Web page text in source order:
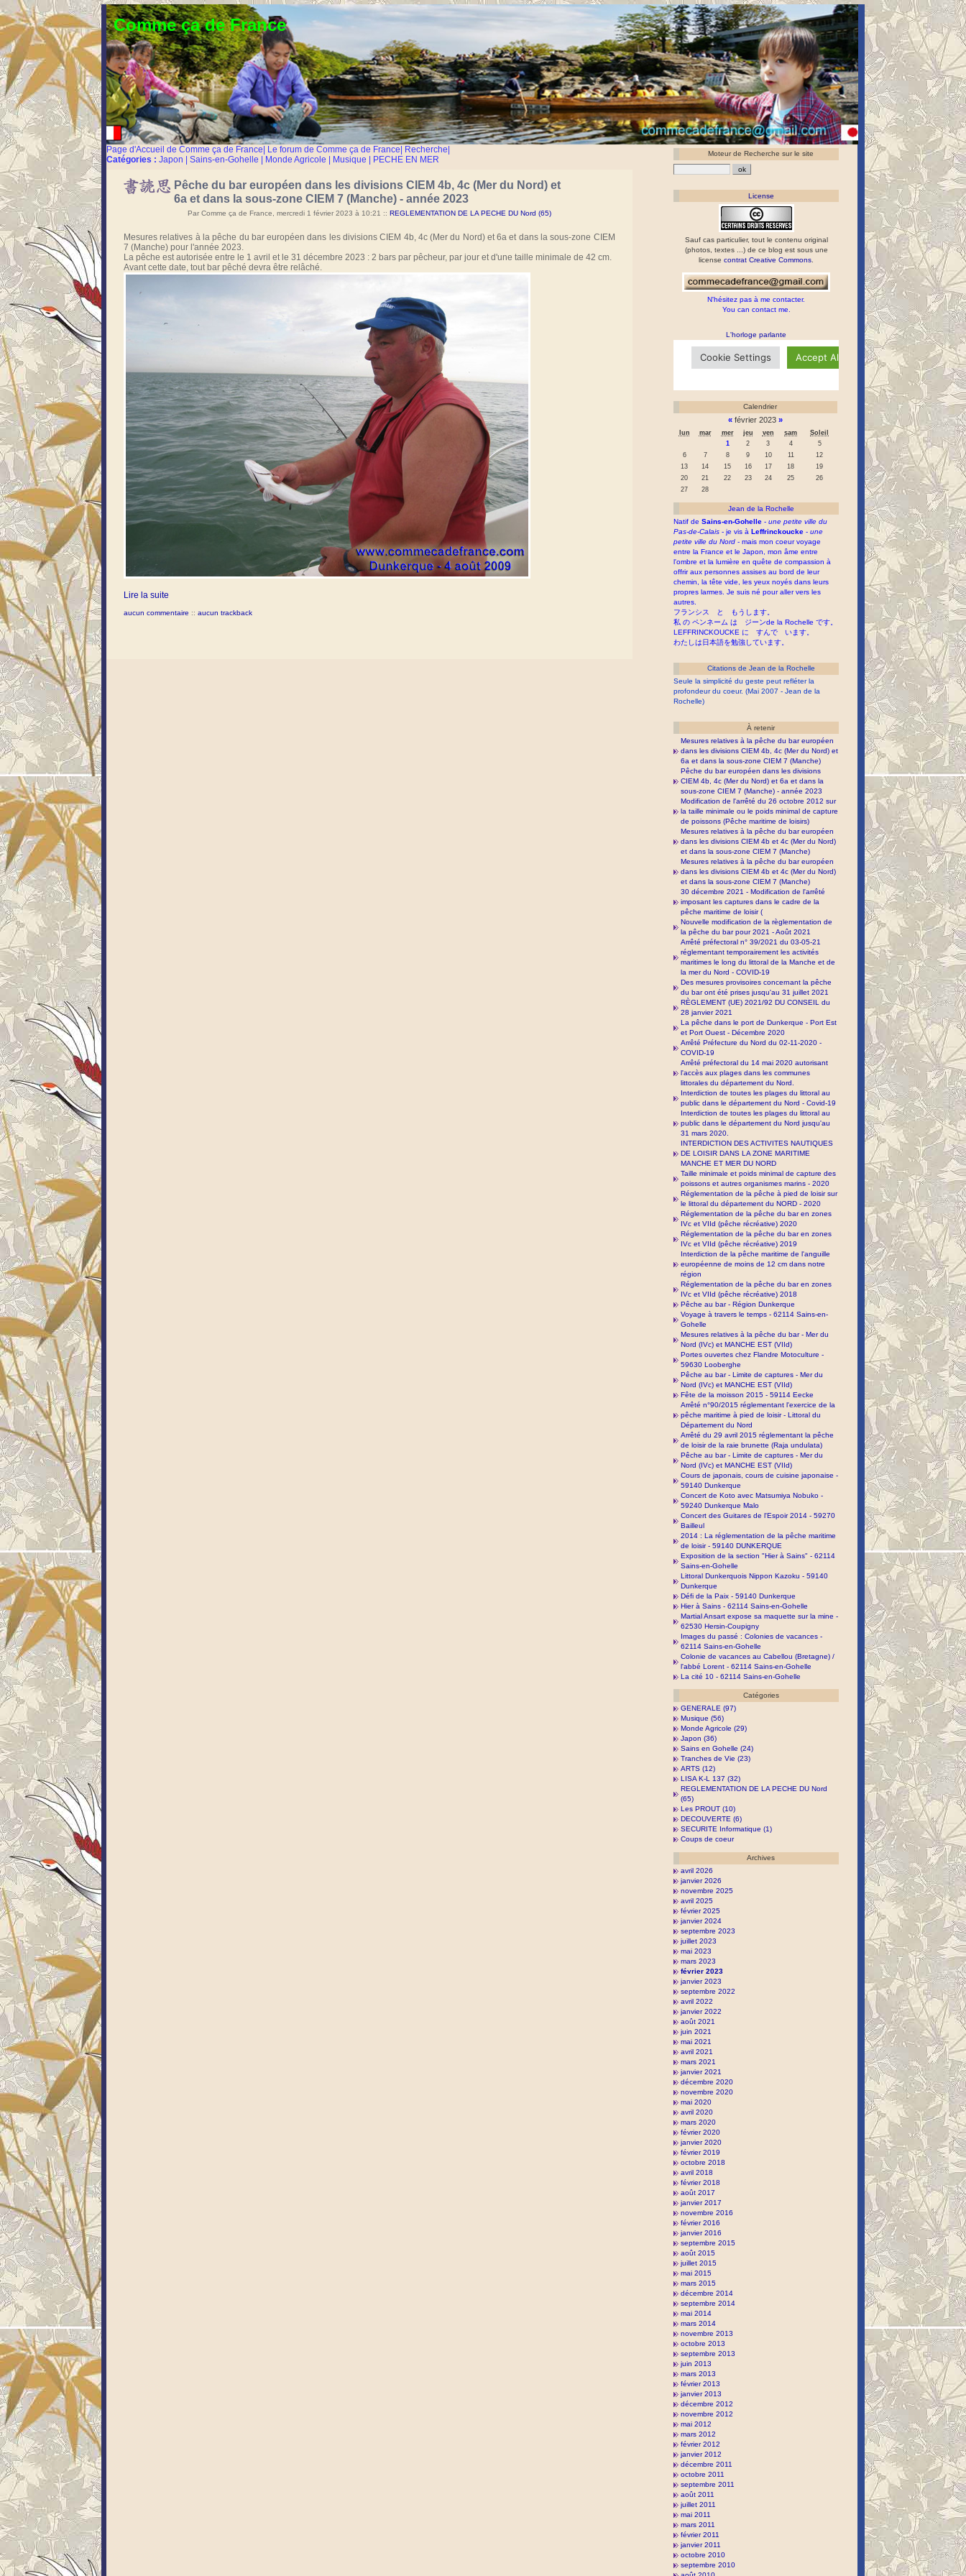
Comme ça de France
Page d'Accueil de Comme ça de France| Le forum de Comme ça de France| Recherche|
Catégories : Japon | Sains-en-Gohelle | Monde Agricole | Musique | PECHE EN MER
Pêche du bar européen dans les divisions CIEM 4b, 4c (Mer du Nord) et
6a et dans la sous-zone CIEM 7 (Manche) - année 2023
Par Comme ça de France, mercredi 1 février 2023 à 10:21 :: REGLEMENTATION DE LA PECHE DU Nord (65)
Mesures relatives à la pêche du bar européen dans les divisions CIEM 4b, 4c (Mer du Nord) et 6a et dans la sous-zone CIEM
7 (Manche) pour l'année 2023.
La pêche est autorisée entre le 1 avril et le 31 décembre 2023 : 2 bars par pêcheur, par jour et d'une taille minimale de 42 cm.
Avant cette date, tout bar pêché devra être relâché.
Lire la suite
aucun commentaire :: aucun trackback
Moteur de Recherche sur le site
License
Sauf cas particulier, tout le contenu original
(photos, textes ...) de ce blog est sous une
licensecontrat Creative Commons
N'hésitez pas à me contacter.
You can contact me.
L'horloge parlante
Calendrier
« février 2023»
lun mar mer jeu ven sam
Soleil
1
2 3 4
5
6
7 8 9 10 11
12
13
14 15 16 17 18
19
20
21 22 23 24 25
26
27
28
Jean de la Rochelle
Natif deSains-en-Gohelle -une petite ville du
Pas-de-Calais - je vis àLeffrinckoucke -une
petite ville du Nord - mais mon coeur voyage
entre la France et le Japon, mon âme entre
l'ombre et la lumière en quête de compassion à
offrir aux personnes assises au bord de leur
chemin, la tête vide, les yeux noyés dans leurs
propres larmes. Je suis né pour aller vers les
autres.
フランシス と もうします。
私 の ペンネーム は ジーンde la Rochelle です。
LEFFRINCKOUCKE に すんで います。
わたしは日本語を勉強しています。
Citations de Jean de la Rochelle
Seule la simplicité du geste peut refléter la
profondeur du coeur. (Mai 2007 - Jean de la
Rochelle)
À retenir
Mesures relatives à la pêche du bar européen
dans les divisions CIEM 4b, 4c (Mer du Nord) et
6a et dans la sous-zone CIEM 7 (Manche)
Pêche du bar européen dans les divisions
CIEM 4b, 4c (Mer du Nord) et 6a et dans la
sous-zone CIEM 7 (Manche) - année 2023
Modification de l'arrêté du 26 octobre 2012 sur
la taille minimale ou le poids minimal de capture
de poissons (Pêche maritime de loisirs)
Mesures relatives à la pêche du bar européen
dans les divisions CIEM 4b et 4c (Mer du Nord)
et dans la sous-zone CIEM 7 (Manche)
Mesures relatives à la pêche du bar européen
dans les divisions CIEM 4b et 4c (Mer du Nord)
et dans la sous-zone CIEM 7 (Manche)
30 décembre 2021 - Modification de l'arrêté
imposant les captures dans le cadre de la
pêche maritime de loisir (
Nouvelle modification de la règlementation de
la pêche du bar pour 2021 - Août 2021
Arrêté préfectoral n° 39/2021 du 03-05-21
réglementant temporairement les activités
maritimes le long du littoral de la Manche et de
la mer du Nord - COVID-19
Des mesures provisoires concernant la pêche
du bar ont été prises jusqu'au 31 juillet 2021
RÈGLEMENT (UE) 2021/92 DU CONSEIL du
28 janvier 2021
La pêche dans le port de Dunkerque - Port Est
et Port Ouest - Décembre 2020
Arrêté Préfecture du Nord du 02-11-2020 -
COVID-19
Arrêté préfectoral du 14 mai 2020 autorisant
l'accès aux plages dans les communes
littorales du département du Nord.
Interdiction de toutes les plages du littoral au
public dans le département du Nord - Covid-19
Interdiction de toutes les plages du littoral au
public dans le département du Nord jusqu'au
31 mars 2020.
INTERDICTION DES ACTIVITES NAUTIQUES
DE LOISIR DANS LA ZONE MARITIME
MANCHE ET MER DU NORD
Taille minimale et poids minimal de capture des
poissons et autres organismes marins - 2020
Réglementation de la pêche à pied de loisir sur
le littoral du département du NORD - 2020
Réglementation de la pêche du bar en zones
IVc et VIId (pêche récréative) 2020
Réglementation de la pêche du bar en zones
IVc et VIId (pêche récréative) 2019
Interdiction de la pêche maritime de l'anguille
européenne de moins de 12 cm dans notre
région
Réglementation de la pêche du bar en zones
IVc et VIId (pêche récréative) 2018
Pêche au bar - Région Dunkerque
Voyage à travers le temps - 62114 Sains-en-
Gohelle
Mesures relatives à la pêche du bar - Mer du
Nord (IVc) et MANCHE EST (VIId)
Portes ouvertes chez Flandre Motoculture -
59630 Looberghe
Pêche au bar - Limite de captures - Mer du
Nord (IVc) et MANCHE EST (VIId)
Fête de la moisson 2015 - 59114 Eecke
Arrêté n°90/2015 réglementant l'exercice de la
pêche maritime à pied de loisir - Littoral du
Département du Nord
Arrêté du 29 avril 2015 réglementant la pêche
de loisir de la raie brunette (Raja undulata)
Pêche au bar - Limite de captures - Mer du
Nord (IVc) et MANCHE EST (VIId)
Cours de japonais, cours de cuisine japonaise -
59140 Dunkerque
Concert de Koto avec Matsumiya Nobuko -
59240 Dunkerque Malo
Concert des Guitares de l'Espoir 2014 - 59270
Bailleul
2014 : La réglementation de la pêche maritime
de loisir - 59140 DUNKERQUE
Exposition de la section "Hier à Sains" - 62114
Sains-en-Gohelle
Littoral Dunkerquois Nippon Kazoku - 59140
Dunkerque
Défi de la Paix - 59140 Dunkerque
Hier à Sains - 62114 Sains-en-Gohelle
Martial Ansart expose sa maquette sur la mine -
62530 Hersin-Coupigny
Images du passé : Colonies de vacances -
62114 Sains-en-Gohelle
Colonie de vacances au Cabellou (Bretagne) /
l'abbé Lorent - 62114 Sains-en-Gohelle
La cité 10 - 62114 Sains-en-Gohelle
Catégories
GENERALE (97)
Musique (56)
Monde Agricole (29)
Japon (36)
Sains en Gohelle (24)
Tranches de Vie (23)
ARTS (12)
LISA K-L 137 (32)
REGLEMENTATION DE LA PECHE DU Nord
(65)
Les PROUT (10)
DECOUVERTE (6)
SECURITE Informatique (1)
Coups de coeur
Archives
avril 2026
janvier 2026
novembre 2025
avril 2025
février 2025
janvier 2024
septembre 2023
juillet 2023
mai 2023
mars 2023
février 2023
janvier 2023
septembre 2022
avril 2022
janvier 2022
août 2021
juin 2021
mai 2021
avril 2021
mars 2021
janvier 2021
décembre 2020
novembre 2020
mai 2020
avril 2020
mars 2020
février 2020
janvier 2020
février 2019
octobre 2018
avril 2018
février 2018
août 2017
janvier 2017
novembre 2016
février 2016
janvier 2016
septembre 2015
août 2015
juillet 2015
mai 2015
mars 2015
décembre 2014
septembre 2014
mai 2014
mars 2014
novembre 2013
octobre 2013
septembre 2013
juin 2013
mars 2013
février 2013
janvier 2013
décembre 2012
novembre 2012
mai 2012
mars 2012
février 2012
janvier 2012
décembre 2011
octobre 2011
septembre 2011
août 2011
juillet 2011
mai 2011
mars 2011
février 2011
janvier 2011
octobre 2010
septembre 2010